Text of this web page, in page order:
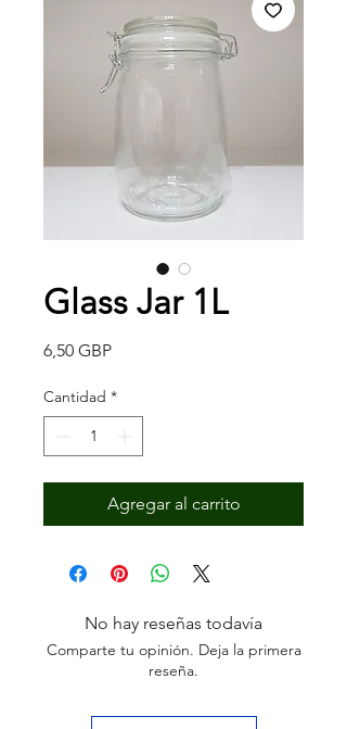
Glass Jar 1L
6,50 GBPPrecio
Cantidad *
Agregar al carrito
No hay reseñas todavía
Comparte tu opinión. Deja la primera
reseña.